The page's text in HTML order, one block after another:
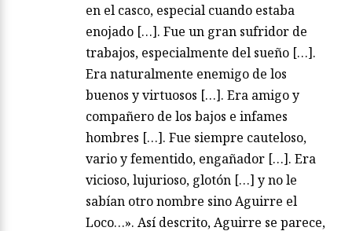
en el casco, especial cuando estaba
enojado […]. Fue un gran sufridor de
trabajos, especialmente del sueño […].
Era naturalmente enemigo de los
buenos y virtuosos […]. Era amigo y
compañero de los bajos e infames
hombres […]. Fue siempre cauteloso,
vario y fementido, engañador […]. Era
vicioso, lujurioso, glotón […] y no le
sabían otro nombre sino Aguirre el
Loco…». Así descrito, Aguirre se parece,